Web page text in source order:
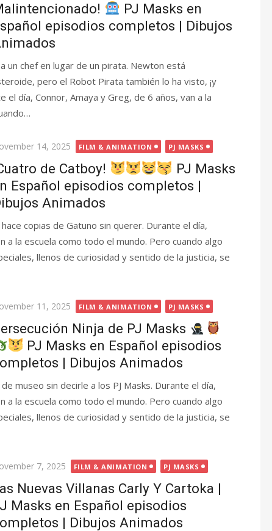
PJ Masks en
episodios completos | Dibujos
un chef en lugar de un pirata. Newton está
pero el Robot Pirata también lo ha visto, ¡y
día, Connor, Amaya y Greg, de 6 años, van a la
14, 2025 FILM & ANIMATION PJ MASKS
de Catboy!
PJ Masks
Español episodios completos |
Animados
copias de Gatuno sin querer. Durante el día,
a la escuela como todo el mundo. Pero cuando algo
llenos de curiosidad y sentido de la justicia, se
11, 2025 FILM & ANIMATION PJ MASKS
Ninja de PJ Masks
PJ Masks en Español episodios
| Dibujos Animados
museo sin decirle a los PJ Masks. Durante el día,
a la escuela como todo el mundo. Pero cuando algo
llenos de curiosidad y sentido de la justicia, se
7, 2025 FILM & ANIMATION PJ MASKS
Nuevas Villanas Carly Y Cartoka |
Masks en Español episodios
| Dibujos Animados